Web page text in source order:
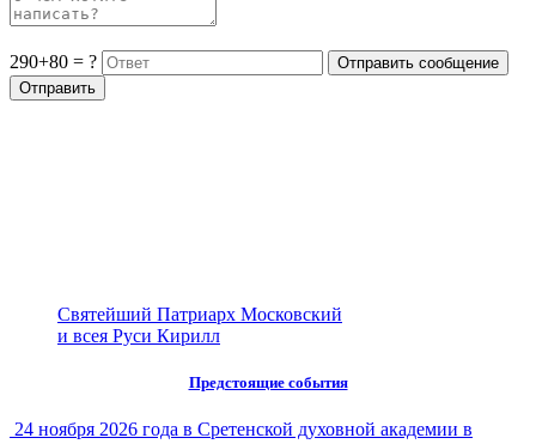
290+80 = ?
Святейший Патриарх Московский
и всея Руси Кирилл
Предстоящие события
24 ноября 2026 года в Сретенской духовной академии в